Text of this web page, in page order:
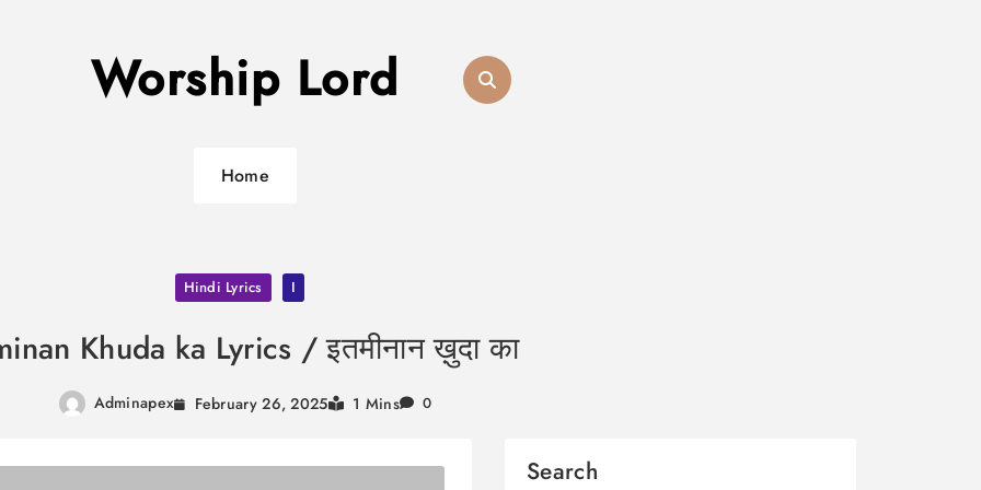
Worship Lord
Home
Hindi Lyrics I
Khuda ka Lyrics / इतमीनान ख़ुदा का
Adminapex February 26, 2025 1 Mins 0
Search